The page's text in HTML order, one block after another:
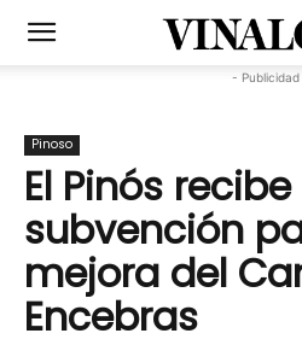
- Publicidad
Pinoso
El Pinós
subvención
mejora del
Encebras